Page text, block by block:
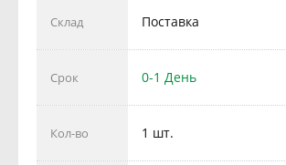
Склад Поставка
Срок 0-1 День
Кол-во 1 шт.